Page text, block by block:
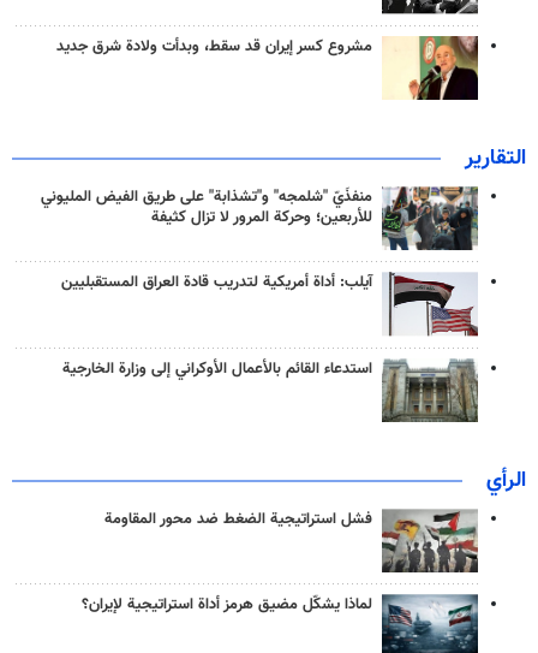
مشروع كسر إيران قد سقط، وبدأت ولادة شرق جديد
التقارير
منفذَيّ "شلمجه" و"تشذابة" على طريق الفيض المليوني
للأربعين؛ وحركة المرور لا تزال كثيفة
آيلب: أداة أمريكية لتدريب قادة العراق المستقبليين
استدعاء القائم بالأعمال الأوكراني إلى وزارة الخارجية
الرأي
فشل استراتيجية الضغط ضد محور المقاومة
لماذا يشكّل مضيق هرمز أداة استراتيجية لإيران؟